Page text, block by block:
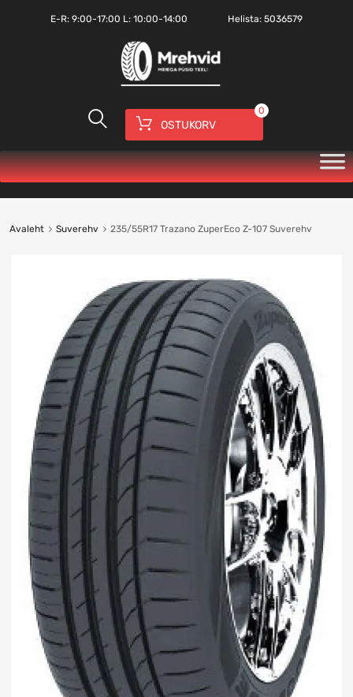
E-R: 9:00-17:00 L: 10:00-14:00 Helista:5036579
OSTUKORV
0
Avaleht Suverehv 235/55R17 Trazano ZuperEco Z-107 Suverehv